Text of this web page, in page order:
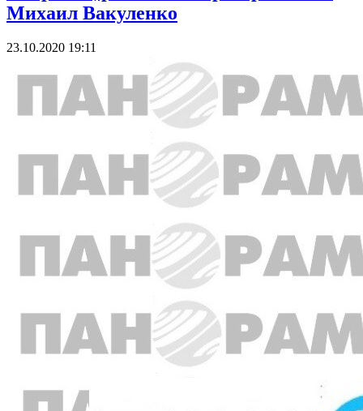
Михаил Вакуленко
23.10.2020 19:11